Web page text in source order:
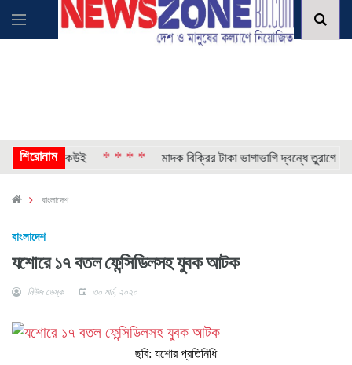
শিরোনাম
নেয় না কেউই * * * * মাদক বিক্রির টাকা ভাগাভাগি দ্বন্ধে তুরাগে যুবক
বাংলাদেশ
বাংলাদেশ
যশোরে ১৭ বতল ফেন্সিডিলসহ যুবক আটক
নিউজ ডেস্ক ৩০ মার্চ, ২০২০
ছবি: যশোর প্রতিনিধি